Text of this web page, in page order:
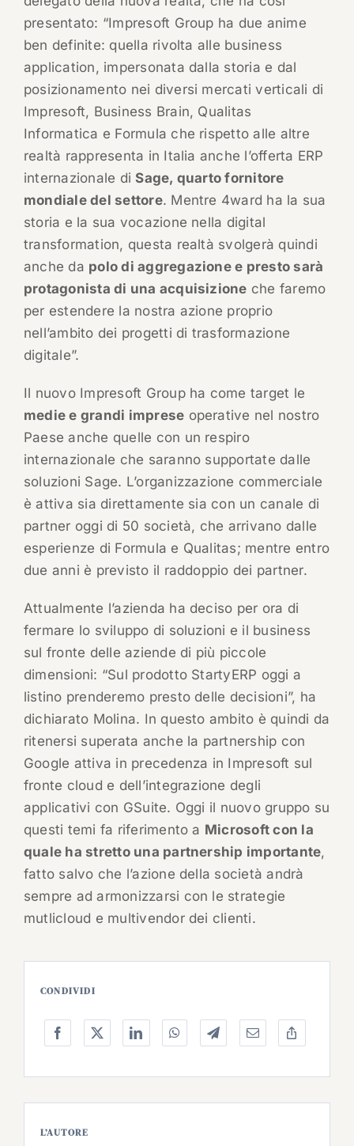
presentato: “Impresoft Group ha due anime
ben definite: quella rivolta alle business
application, impersonata dalla storia e dal
posizionamento nei diversi mercati verticali di
Impresoft, Business Brain, Qualitas
Informatica e Formula che rispetto alle altre
realtà rappresenta in Italia anche l’offerta ERP
internazionale diSage, quarto fornitore
mondiale del settore. Mentre 4ward ha la sua
storia e la sua vocazione nella digital
transformation, questa realtà svolgerà quindi
anche da polo di aggregazione e presto sarà
protagonista di una acquisizione che faremo
per estendere la nostra azione proprio
nell’ambito dei progetti di trasformazione
digitale”.
Il nuovo Impresoft Group ha come target le
medie e grandi imprese operative nel nostro
Paese anche quelle con un respiro
internazionale che saranno supportate dalle
soluzioni Sage. L’organizzazione commerciale
è attiva sia direttamente sia con un canale di
partner oggi di 50 società, che arrivano dalle
esperienze di Formula e Qualitas; mentre entro
due anni è previsto il raddoppio dei partner.
Attualmente l’azienda ha deciso per ora di
fermare lo sviluppo di soluzioni e il business
sul fronte delle aziende di più piccole
dimensioni: “Sul prodotto StartyERP oggi a
listino prenderemo presto delle decisioni”, ha
dichiarato Molina. In questo ambito è quindi da
ritenersi superata anche la partnership con
Google attiva in precedenza in Impresoft sul
fronte cloud e dell’integrazione degli
applicativi con GSuite. Oggi il nuovo gruppo su
questi temi fa riferimento a Microsoft con la
quale ha stretto una partnership importante,
fatto salvo che l’azione della società andrà
sempre ad armonizzarsi con le strategie
mutlicloud e multivendor dei clienti.
CONDIVIDI
L’AUTORE